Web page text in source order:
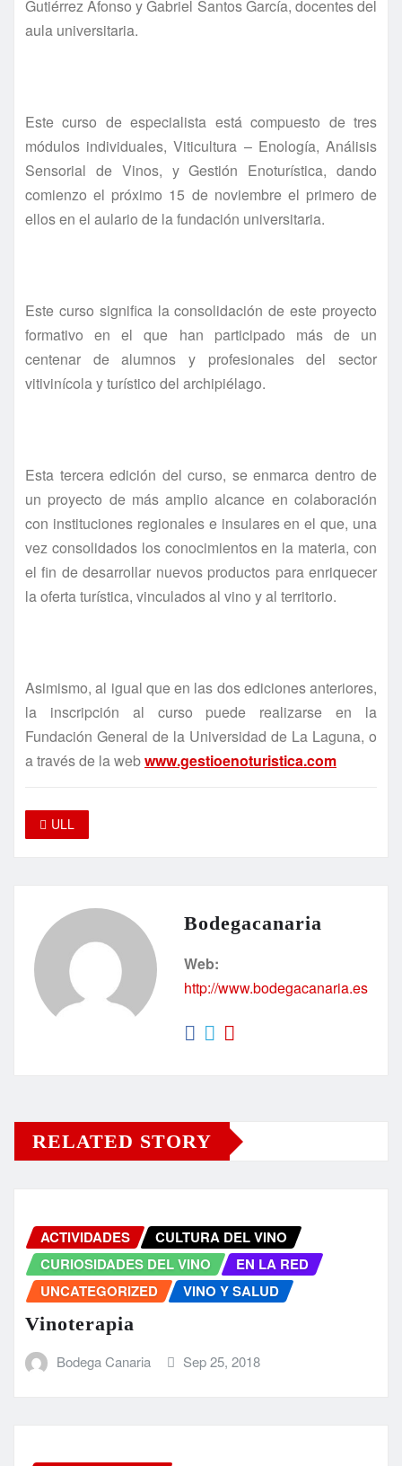
Gutiérrez Afonso y Gabriel Santos García, docentes del
aula universitaria.
Este curso de especialista está compuesto de tres
módulos individuales, Viticultura – Enología, Análisis
Sensorial de Vinos, y Gestión Enoturística, dando
comienzo el próximo 15 de noviembre el primero de
ellos en el aulario de la fundación universitaria.
Este curso significa la consolidación de este proyecto
formativo en el que han participado más de un
centenar de alumnos y profesionales del sector
vitivinícola y turístico del archipiélago.
Esta tercera edición del curso, se enmarca dentro de
un proyecto de más amplio alcance en colaboración
con instituciones regionales e insulares en el que, una
vez consolidados los conocimientos en la materia, con
el fin de desarrollar nuevos productos para enriquecer
la oferta turística, vinculados al vino y al territorio.
Asimismo, al igual que en las dos ediciones anteriores,
la inscripción al curso puede realizarse en la
Fundación General de la Universidad de La Laguna, o
a través de la webwww.gestioenoturistica.com
ULL
Bodegacanaria
Web:
http://www.bodegacanaria.es
RELATED STORY
ACTIVIDADES
CULTURA DEL VINO
CURIOSIDADES DEL VINO
EN LA RED
UNCATEGORIZED
VINO Y SALUD
Vinoterapia
Bodega Canaria Sep 25, 2018